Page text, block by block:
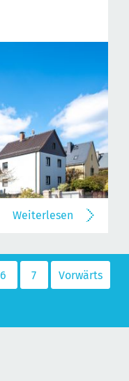
Weiterlesen
6 7 Vorwärts